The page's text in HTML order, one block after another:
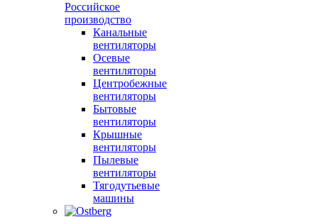
Российское
производство
Канальные
вентиляторы
Осевые
вентиляторы
Центробежные
вентиляторы
Бытовые
вентиляторы
Крышные
вентиляторы
Пылевые
вентиляторы
Тягодутьевые
машины